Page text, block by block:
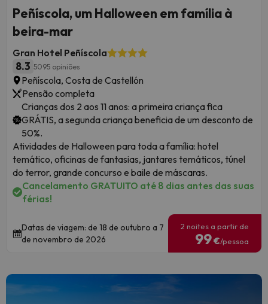
Peñíscola, um Halloween em família à
beira-mar
Gran Hotel Peñíscola
8.3 5095 opiniões
Peñíscola, Costa de Castellón
Pensão completa
Crianças dos 2 aos 11 anos: a primeira criança fica
GRÁTIS, a segunda criança beneficia de um desconto de
50%.
Atividades de Halloween para toda a família: hotel
temático, oficinas de fantasias, jantares temáticos, túnel
do terror, grande concurso e baile de máscaras.
Cancelamento GRATUITO até 8 dias antes das suas
férias!
Datas de viagem: de 18 de outubro a 7
de novembro de 2026
2 noites a partir de
99€/pessoa